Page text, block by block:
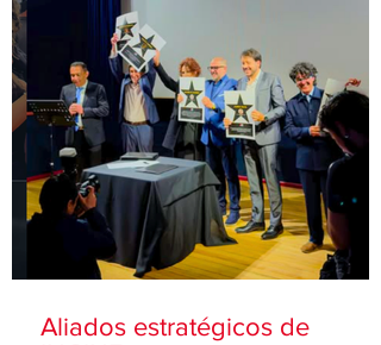
Aliados estratégicos de